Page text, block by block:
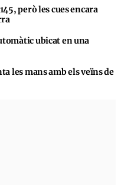
però les cues encara
ubicat en una
les mans amb els veïns de